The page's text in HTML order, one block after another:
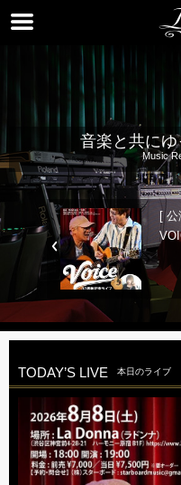
音楽と共に
Music
m-
ジ)」のご
[
TODAY’S LIVE 本日のライブ